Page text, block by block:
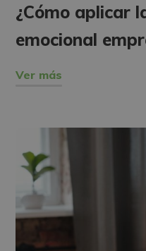
¿Cómo aplicar
emocional
Ver más